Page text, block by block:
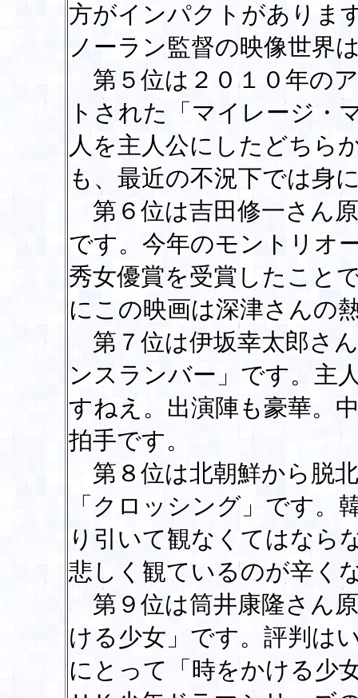
方がインパクトがありま
ノーラン監督の映像世界
第５位は２０１０年の
トされた「マイレージ・
人を主人公にしたどちら
も、最近の不況下では身
第６位は吉田修一さん
です。今年のモントリオ
秀女優賞を受賞したこと
にこの映画は深津さんの
第７位は伊坂幸太郎さ
ンスランバー」です。主
すねえ。出演陣も豪華。
拍手です。
第８位は北朝鮮から脱
「クロッシング」です。
り引いて観なくてはなら
悲しく観ているのが辛く
第９位は筒井康隆さん
ける少女」です。評判は
にとって「時をかける少